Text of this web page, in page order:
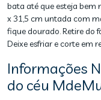
bata até que esteja bem
x 31,5 cm untada com
fique dourado. Retire do
Deixe esfriar e corte em
Informações
do céu